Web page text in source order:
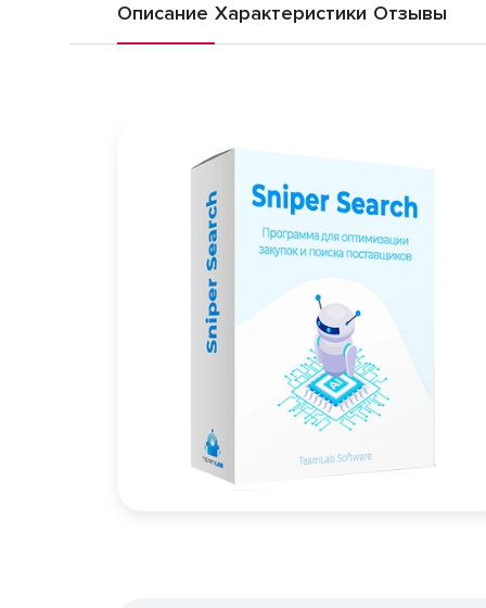
Описание Характеристики Отзывы